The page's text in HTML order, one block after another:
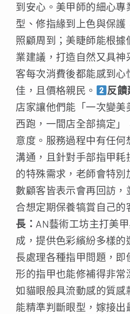
到安心。美甲師的細心專
型、修指緣到上色與保護
照顧周到；美睫師能根據
業建議，打造自然又具神
客每次消費後都能感到心
佳，且價格親民。
反饋
店家讓他們能「一次變美
西跑，一間店全部搞定」
意度。服務過程中有任何
溝通，且針對手部指甲耗
的特殊需求，老師會特別
數顧客皆表示會再回訪，
合想定期保養犒賞自己的
長：AN藝術工坊主打美
成，提供色彩繽紛多樣的
長處理各種指甲問題，即
形的指甲也能修補得非常
如貓眼般具流動感的質感
能精準判斷眼型，嫁接出